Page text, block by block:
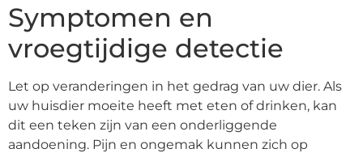
Symptomen en
vroegtijdige detectie
Let op veranderingen in het gedrag van uw dier. Als
uw huisdier moeite heeft met eten of drinken, kan
dit een teken zijn van een onderliggende
aandoening. Pijn en ongemak kunnen zich op